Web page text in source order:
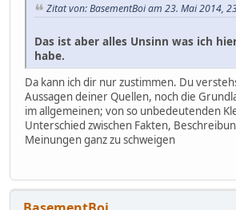
Zitat von: BasementBoi am 23. Mai 2014,
Das ist aber alles Unsinn was ich
habe.
Da kann ich dir nur zustimmen. Du
Aussagen deiner Quellen, noch die
im allgemeinen; von so unbedeutenden
Unterschied zwischen Fakten,
Meinungen ganz zu schweigen